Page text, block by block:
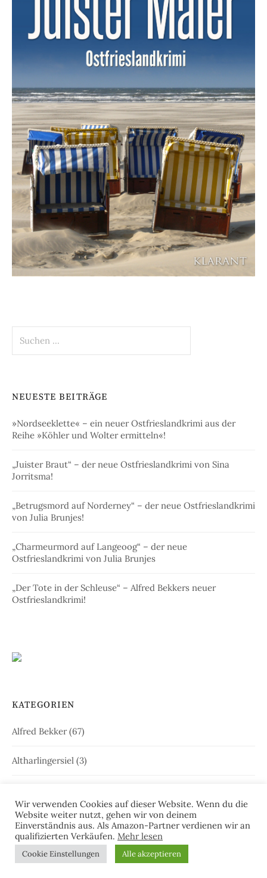
nach:
NEUESTE BEITRÄGE
»Nordseeklette« – ein neuer Ostfrieslandkrimi aus der
Reihe »Köhler und Wolter ermitteln«!
„Juister Braut“ – der neue Ostfrieslandkrimi von Sina
Jorritsma!
„Betrugsmord auf Norderney“ – der neue Ostfrieslandkrimi
von Julia Brunjes!
„Charmeurmord auf Langeoog“ – der neue
Ostfrieslandkrimi von Julia Brunjes
„Der Tote in der Schleuse“ – Alfred Bekkers neuer
Ostfrieslandkrimi!
KATEGORIEN
Alfred Bekker(67)
Altharlingersiel (3)
André Wegmann(5)
Andrea Klier(33)
Wir verwenden Cookies auf dieser Website. Wenn du die
Website weiter nutzt, gehen wir von deinem
Einverständnis aus. Als Amazon-Partner verdienen wir an
qualifizierten Verkäufen. Mehr lesen
Cookie Einstellungen Alle akzeptieren